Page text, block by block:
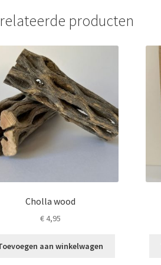
producten
Cholla wood
€4,95
aan winkelwagen